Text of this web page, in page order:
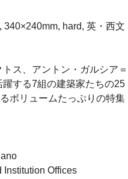
hard, 英・西文
ス、アントン・ガルシア＝
する7組の建築家たちの25
ボリュームたっぷりの特集
Institution Offices